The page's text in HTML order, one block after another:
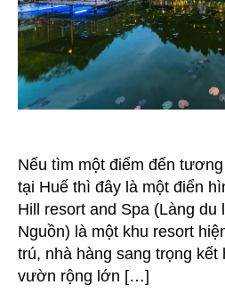
Nếu tìm một điểm đến
tại Huế thì đây là một điển
Hill resort and Spa (Làng du
Nguồn) là một khu resort
trú, nhà hàng sang trọng
vườn rộng lớn […]